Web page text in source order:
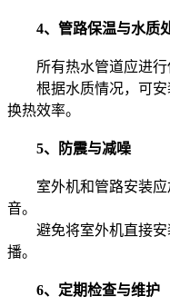
4、管路保温与水质
所有热水管道应进行
根据水质情况，可安
换热效率。
5、防震与减噪
室外机和管路安装应
音。
避免将室外机直接安
播。
6、定期检查与维护